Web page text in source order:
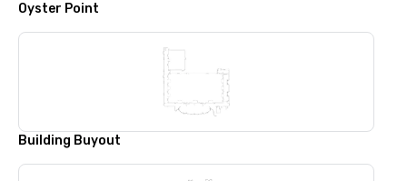
Oyster Point
Building Buyout